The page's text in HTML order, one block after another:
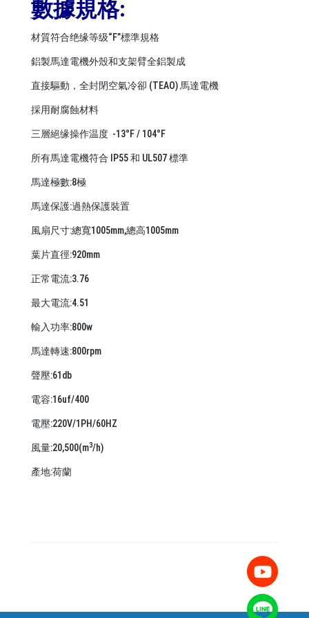
數據規格:
材質符合绝缘等级“F”標準規格
鋁製馬達電機外殼和支架臂全鋁製成
直接驅動，全封閉空氣冷卻 (TEAO) 馬達電機
採用耐腐蝕材料
三層絕缘操作温度 -13°F / 104°F
所有馬達電機符合 IP55 和 UL507 標準
馬達極數:8極
馬達保護:過熱保護裝置
風扇尺寸:總寬1005mm,總高1005mm
葉片直徑:920mm
正常電流:3.76
最大電流:4.51
輸入功率:800w
馬達轉速:800rpm
聲壓:61db
電容:16uf/400
電壓:220V/1PH/60HZ
風量:20,500(m3/h)
產地:荷蘭